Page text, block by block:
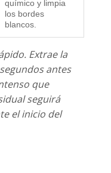
químico y limpia
los bordes
blancos.
Extrae la
antes
que
seguirá
el inicio del